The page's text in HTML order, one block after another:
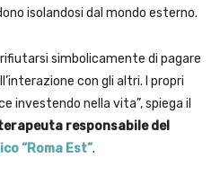
isolandosi dal mondo esterno.
simbolicamente di pagare
con gli altri. I propri
investendo nella vita”, spiega il
responsabile del
“Roma Est”.